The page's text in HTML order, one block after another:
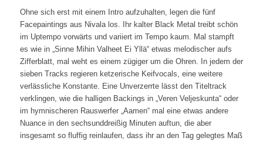
Ohne sich erst mit einem Intro aufzuhalten, legen die fünf
Facepaintings aus Nivala los. Ihr kalter Black Metal treibt schön
im Uptempo vorwärts und variiert im Tempo kaum. Mal stampft
es wie in „Sinne Mihin Valheet Ei Yllä“ etwas melodischer aufs
Zifferblatt, mal weht es einem zügiger um die Ohren. In jedem der
sieben Tracks regieren ketzerische Keifvocals, eine weitere
verlässliche Konstante. Eine Unverzerrte lässt den Titeltrack
verklingen, wie die halligen Backings in „Veren Veljeskunta“ oder
im hymnischeren Rauswerfer „Aamen“ mal eine etwas andere
Nuance in den sechsunddreißig Minuten auftun, die aber
insgesamt so fluffig reinlaufen, dass ihr an den Tag gelegtes Maß